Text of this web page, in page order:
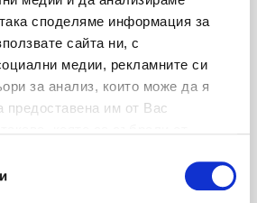
споделяме информация за
сайта ни, с
медии, рекламните си
за анализ, които може да я
предоставена им от Вас
както и готовността на
институции и клиенти да
практика. Сред тях място
блокчейн застраховането,
интелект, Machine Learning,
и киберзастраховките.